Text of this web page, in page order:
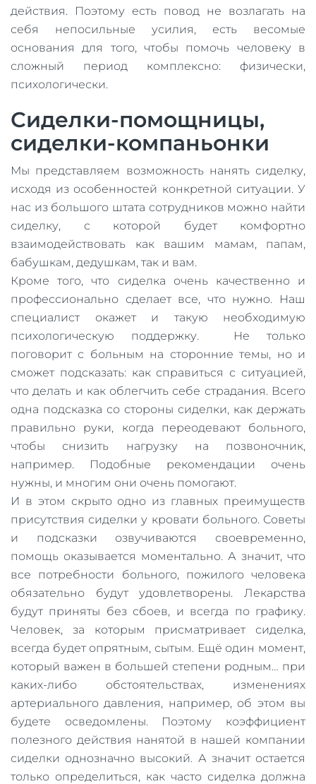
действия. Поэтому есть повод не возлагать на
себя непосильные усилия, есть весомые
основания для того, чтобы помочь человеку в
сложный период комплексно: физически,
психологически.
Сиделки-помощницы,
сиделки-компаньонки
Мы представляем возможность нанять сиделку,
исходя из особенностей конкретной ситуации. У
нас из большого штата сотрудников можно найти
сиделку, с которой будет комфортно
взаимодействовать как вашим мамам, папам,
бабушкам, дедушкам, так и вам.
Кроме того, что сиделка очень качественно и
профессионально сделает все, что нужно. Наш
специалист окажет и такую необходимую
психологическую поддержку. Не только
поговорит с больным на сторонние темы, но и
сможет подсказать: как справиться с ситуацией,
что делать и как облегчить себе страдания. Всего
одна подсказка со стороны сиделки, как держать
правильно руки, когда переодевают больного,
чтобы снизить нагрузку на позвоночник,
например. Подобные рекомендации очень
нужны, и многим они очень помогают.
И в этом скрыто одно из главных преимуществ
присутствия сиделки у кровати больного. Советы
и подсказки озвучиваются своевременно,
помощь оказывается моментально. А значит, что
все потребности больного, пожилого человека
обязательно будут удовлетворены. Лекарства
будут приняты без сбоев, и всегда по графику.
Человек, за которым присматривает сиделка,
всегда будет опрятным, сытым. Ещё один момент,
который важен в большей степени родным… при
каких-либо обстоятельствах, изменениях
артериального давления, например, об этом вы
будете осведомлены. Поэтому коэффициент
полезного действия нанятой в нашей компании
сиделки однозначно высокий. А значит остается
только определиться, как часто сиделка должна